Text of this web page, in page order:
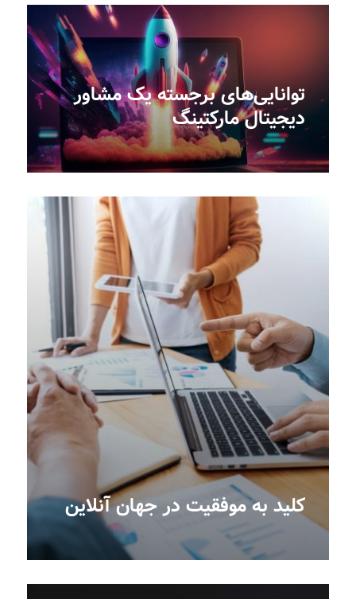
توانایی‌های برجسته یک مشاور
دیجیتال مارکتینگ
کلید به موفقیت در جهان آنلاین